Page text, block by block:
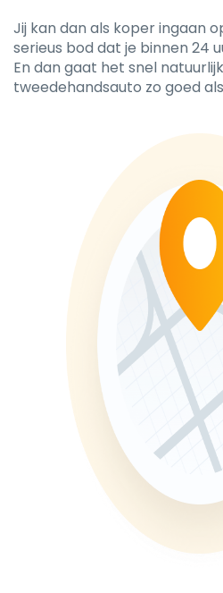
Jij kan dan als koper ingaan
serieus bod dat je binnen 24
En dan gaat het snel
tweedehandsauto zo goed